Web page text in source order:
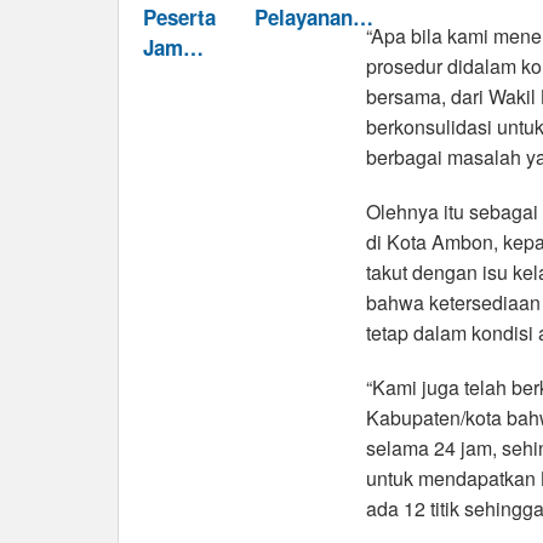
Peserta
Jam…
Pelayanan…
“Apa bila kami
prosedur didalam
bersama, dari
berkonsulidasi
berbagai masalah
Olehnya itu
di Kota Ambon,
takut dengan isu
bahwa
tetap dalam kondisi
“Kami juga telah
Kabupaten/kota
selama 24 jam,
untuk
ada 12 titik